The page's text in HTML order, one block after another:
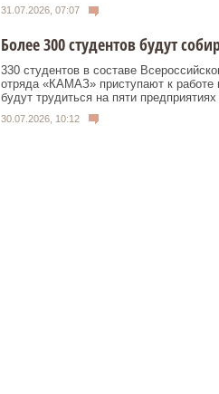
31.07.2026, 07:07
Более 300 студентов будут
330 студентов в составе
отряда «КАМАЗ» приступают к работе
будут трудиться на пяти предприятиях
30.07.2026, 10:12